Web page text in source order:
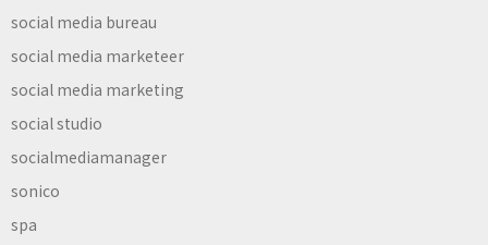
social media bureau
social media marketeer
social media marketing
social studio
socialmediamanager
sonico
spa